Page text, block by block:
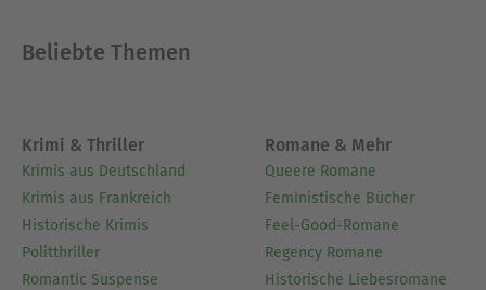
Beliebte Themen
Krimi & Thriller
Krimis aus Deutschland
Krimis aus Frankreich
Historische Krimis
Politthriller
Romantic Suspense
Romane & Mehr
Queere Romane
Feministische Bücher
Feel-Good-Romane
Regency Romane
Historische Liebesromane